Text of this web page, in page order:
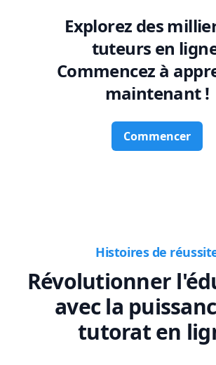
Explorez des
tuteurs en
Commencez à
maintenant !
Commencer
Histoires de
Révolutionner
avec la
tutorat en